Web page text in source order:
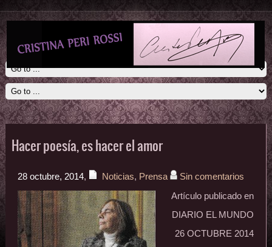
Hacer poesía, es hacer el amor
28 octubre, 2014, Noticias, Prensa
Sin comentarios
Artículo publicado en
DIARIO EL MUNDO
26 OCTUBRE 2014